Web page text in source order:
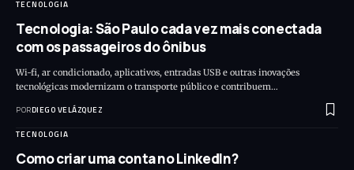
TECNOLOGIA
Tecnologia: São Paulo cada vez mais conectada
com os passageiros do ônibus
Wi-fi, ar condicionado, aplicativos, entradas USB e outras inovações
tecnológicas modernizam o transporte público e contribuem…
PORDIEGO VELÁZQUEZ
TECNOLOGIA
Como criar uma conta no LinkedIn?